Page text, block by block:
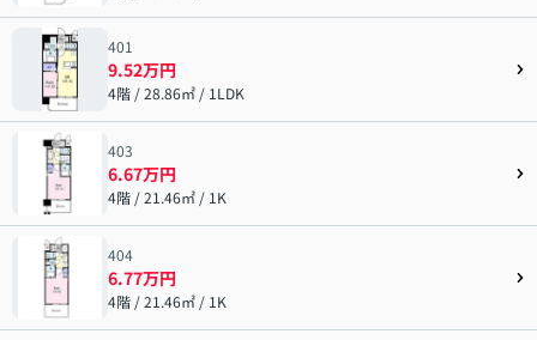
401
9.52万円
4階 / 28.86㎡ / 1LDK
403
6.67万円
4階 / 21.46㎡ / 1K
404
6.77万円
4階 / 21.46㎡ / 1K